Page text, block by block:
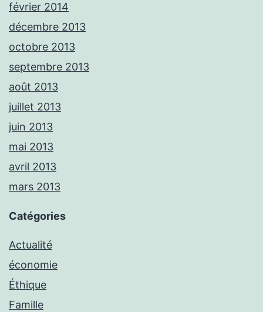
février 2014
décembre 2013
octobre 2013
septembre 2013
août 2013
juillet 2013
juin 2013
mai 2013
avril 2013
mars 2013
Catégories
Actualité
économie
Éthique
Famille